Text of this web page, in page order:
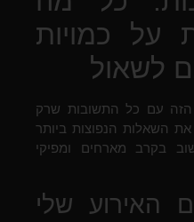
על כמויות
לשאול
הזה עם כל התשובות שרק
השאלות הנפוצות ביותר
בקרב מארחים ומפיקי
האירוע שלי